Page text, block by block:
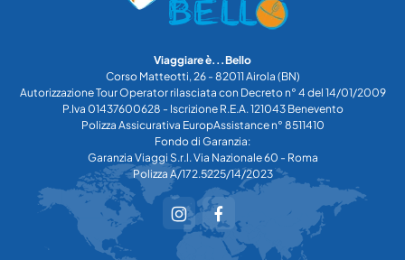
Viaggiare è...Bello
Corso Matteotti, 26 - 82011 Airola (BN)
Autorizzazione Tour Operator rilasciata con Decreto n° 4 del 14/01/2009
P.Iva 01437600628 - Iscrizione R.E.A. 121043 Benevento
Polizza Assicurativa EuropAssistance n° 8511410
Fondo di Garanzia:
Garanzia Viaggi S.r.l. Via Nazionale 60 - Roma
Polizza A/172.5225/14/2023